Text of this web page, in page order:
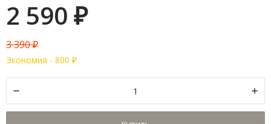
2 590 ₽
3 390₽
Экономия - 800 ₽